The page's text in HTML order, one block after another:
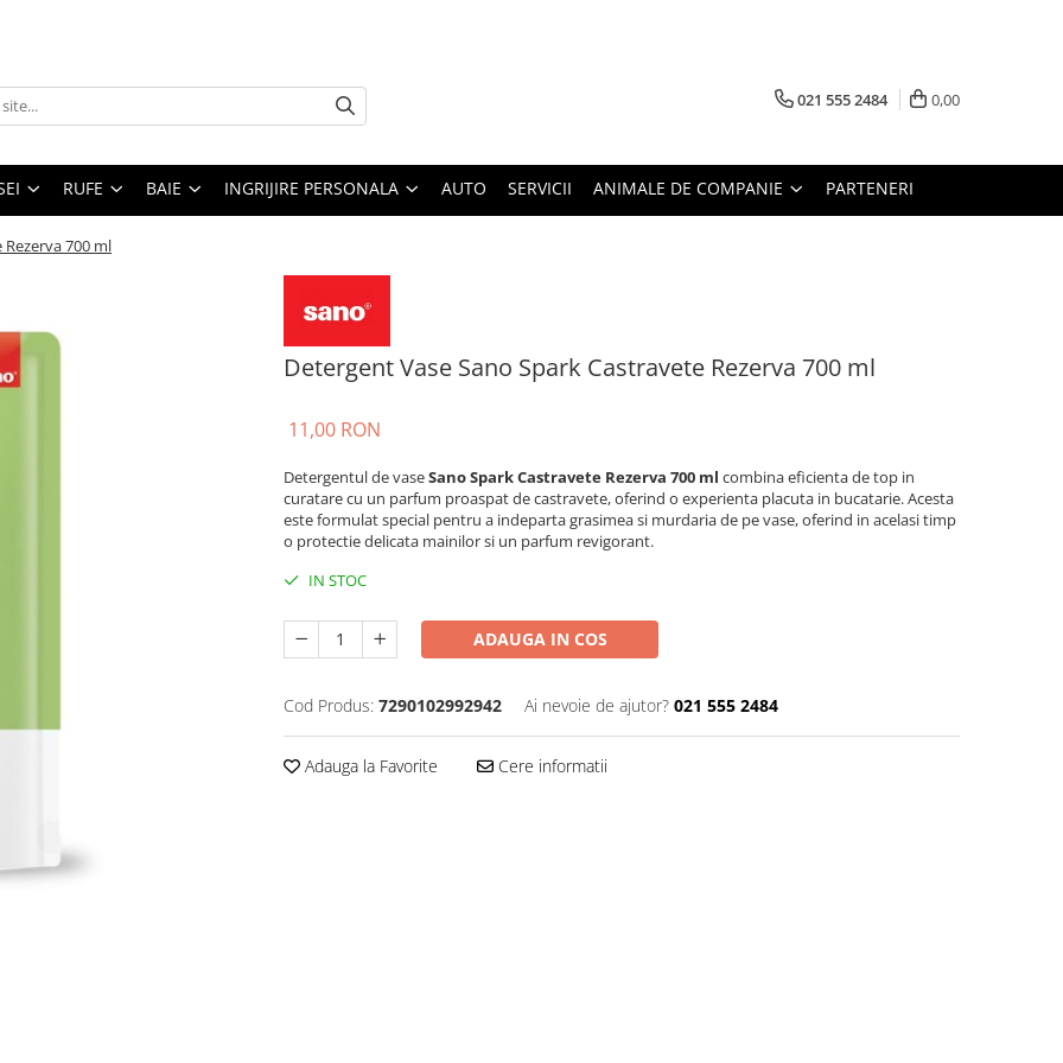
021 555 2484 0,00
RUFE BAIE INGRIJIRE PERSONALA AUTO SERVICII ANIMALE DE COMPANIE PARTENERI
700 ml
Detergent Vase Sano Spark Castravete Rezerva 700 ml
11,00 RON
Detergentul de vaseSano Spark Castravete Rezerva 700 ml combina eficienta de top in
curatare cu un parfum proaspat de castravete, oferind o experienta placuta in bucatarie. Acesta
este formulat special pentru a indeparta grasimea si murdaria de pe vase, oferind in acelasi timp
o protectie delicata mainilor si un parfum revigorant.
IN STOC
ADAUGA IN COS
Cod Produs: 7290102992942 Ai nevoie de ajutor? 021 555 2484
Adauga la Favorite Cere informatii